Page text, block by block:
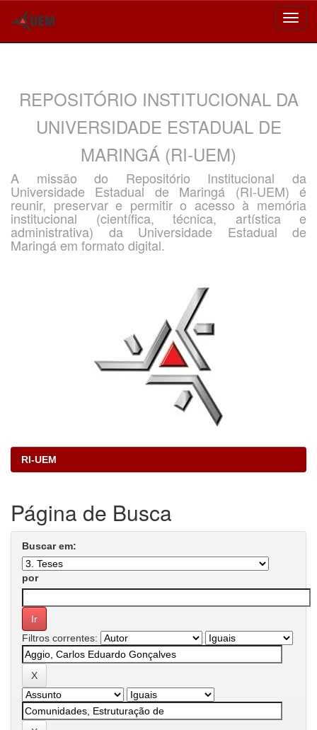
REPOSITÓRIO INSTITUCIONAL DA
UNIVERSIDADE ESTADUAL DE
MARINGÁ (RI-UEM)
A missão do Repositório Institucional da
Universidade Estadual de Maringá (RI-UEM) é
reunir, preservar e permitir o acesso à memória
institucional (científica, técnica, artística e
administrativa) da Universidade Estadual de
Maringá em formato digital.
RI-UEM
Página de Busca
Buscar em:
por
Filtros correntes: